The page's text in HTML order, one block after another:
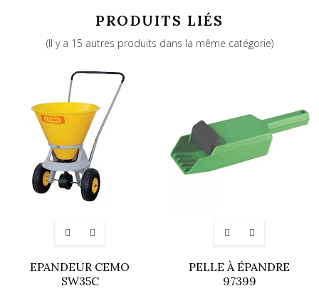
PRODUITS LIÉS
(Il y a 15 autres produits dans la même catégorie)
EPANDEUR CEMO
SW35C
PELLE À ÉPANDRE
97399